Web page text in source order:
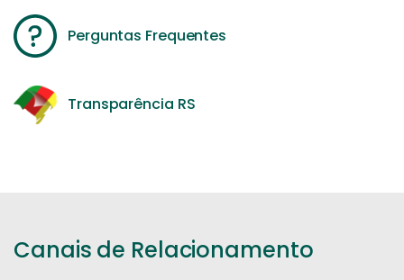
Perguntas Frequentes
Transparência RS
Canais de Relacionamento